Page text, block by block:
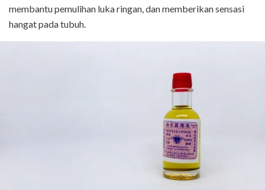
membantu pemulihan luka ringan, dan memberikan sensasi
hangat pada tubuh.